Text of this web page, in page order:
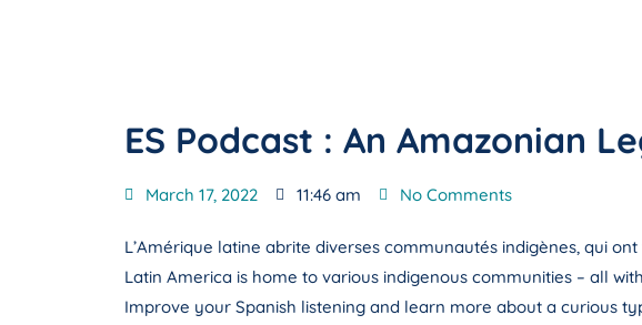
ES Podcast : An Amazonian
March 17, 2022 11:46 am No Comments
L’Amérique latine abrite diverses communautés indigènes, qui
Latin America is home to various indigenous communities – all
Improve your Spanish listening and learn more about a curious